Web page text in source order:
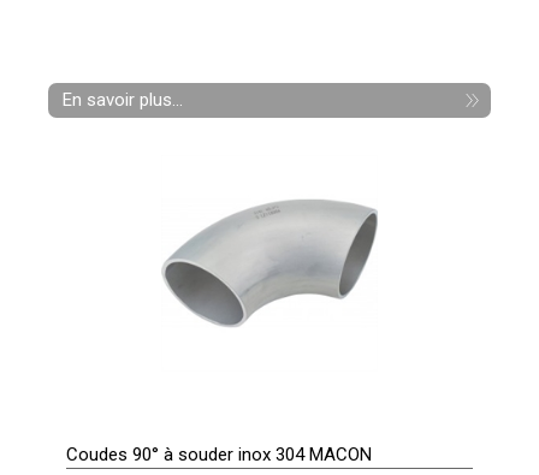
En savoir plus...
Coudes 90° à souder inox 304 MACON